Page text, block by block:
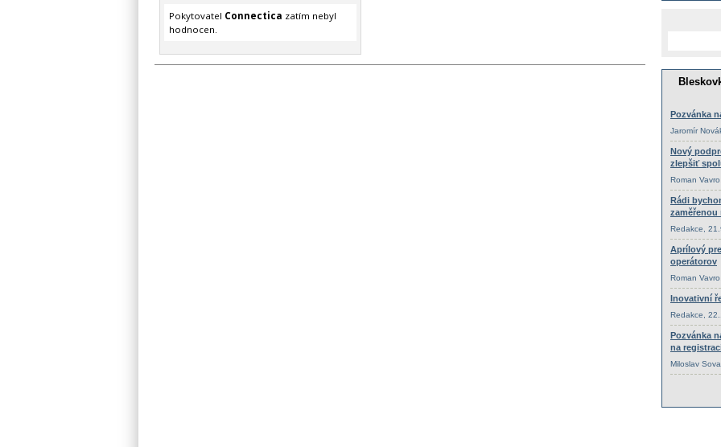
Pokytovatel Connectica zatím nebyl
hodnocen.